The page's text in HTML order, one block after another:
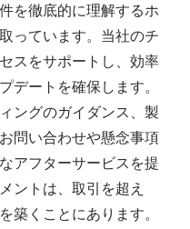
を徹底的に理解するホ
っています。当社のチ
スをサポートし、効率
デートを確保します。
ングのガイダンス、製
問い合わせや懸念事項
アフターサービスを提
ントは、取引を超え
築くことにあります。